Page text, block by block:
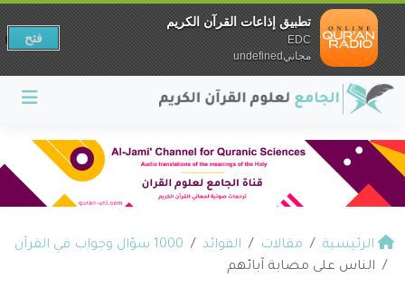
الرئيسية مقالات الفوائد
1000 سؤال وجواب في القرآن
الناس على مصابة آبائهم
تطبيق إذاعات القرآن الكريم
EDC
مجانيundefined
فتح